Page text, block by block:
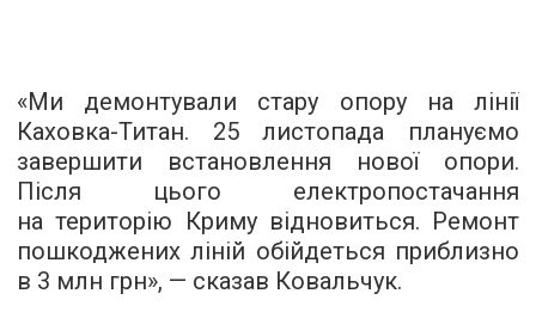
«Ми демонтували стару опору на лінії
Каховка-Титан. 25 листопада плануємо
завершити встановлення нової опори.
Після цього електропостачання
на територію Криму відновиться. Ремонт
пошкоджених ліній обійдеться приблизно
в 3 млн грн», — сказав Ковальчук.